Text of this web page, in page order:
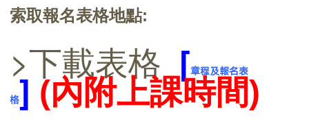
索取報名表格地點:
>下載表格 [章程及報名表
格] (內附上課時間)